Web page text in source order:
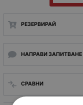
РЕЗЕРВИРАЙ
НАПРАВИ ЗАПИТВАНЕ
СРАВНИ